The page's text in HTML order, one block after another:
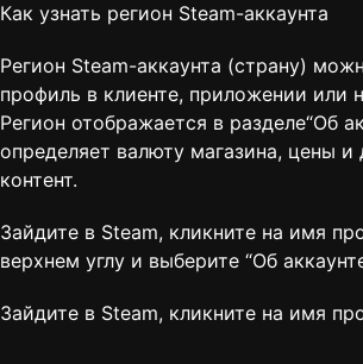
Как узнать регион Steam-аккаунта
Регион Steam-аккаунта (страну)
профиль в клиенте, приложении или
Регион отображается в разделе“Об
определяет валюту магазина, цены и
контент.
Зайдите в Steam, кликните на имя
верхнем углу и выберите “Об
Зайдите в Steam, кликните на имя